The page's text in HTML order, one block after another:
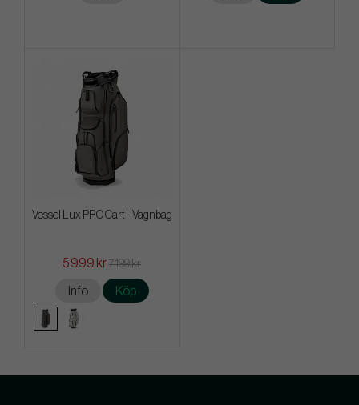
Vessel Lux PRO Cart - Vagnbag
5 999 kr7 199 kr
Info Köp